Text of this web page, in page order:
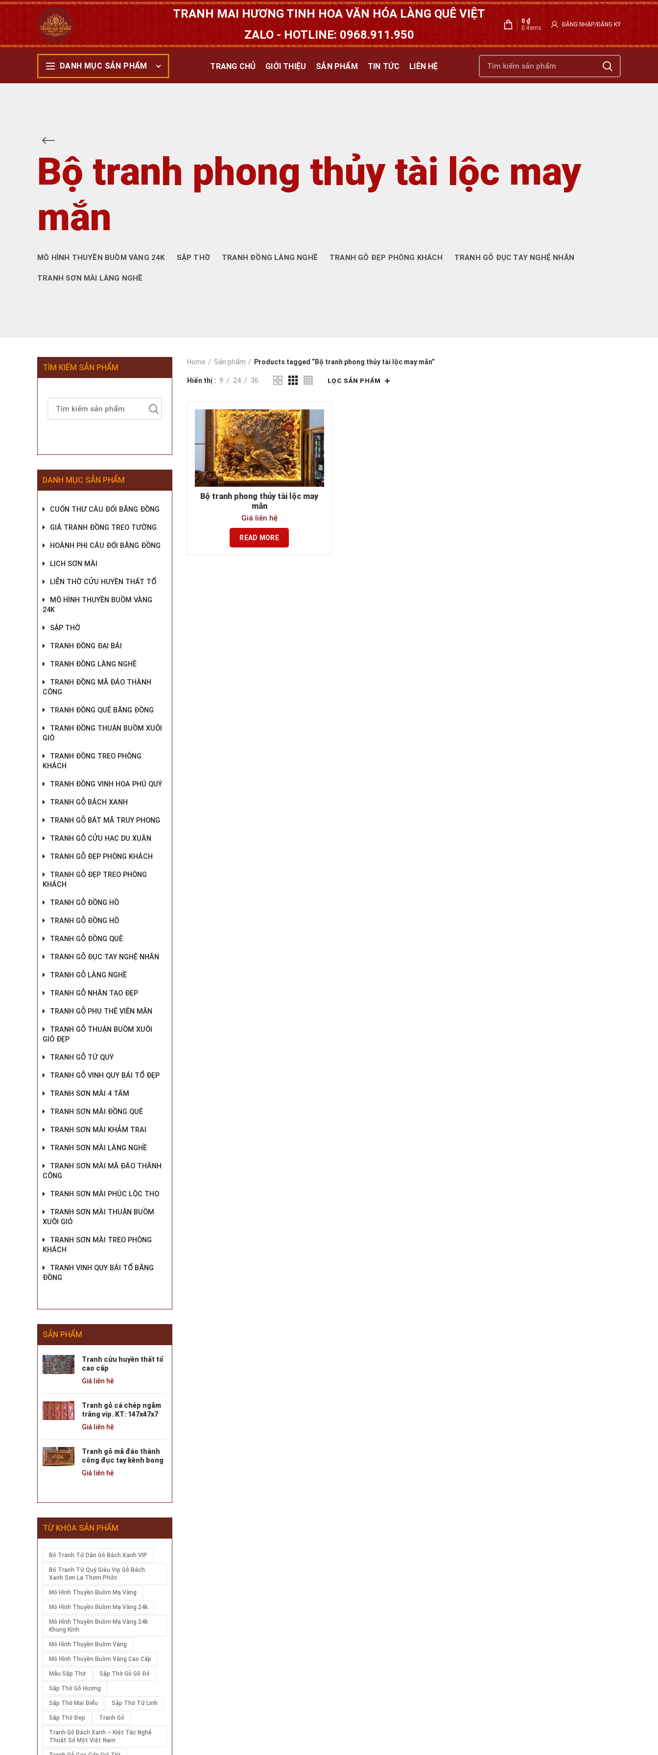
TRANH MAI HƯƠNG TINH HOA VĂN HÓA LÀNG QUÊ VIỆT
ZALO - HOTLINE: 0968.911.950
0 items
0 ₫ ĐĂNG NHẬP/ĐĂNG KÝ
DANH MỤC SẢN PHẨM TRANG CHỦ GIỚI THIỆU SẢN PHẨM TIN TỨC LIÊN HỆ
Bộ tranh phong thủy tài lộc may
mắn
MÔ HÌNH THUYỀN BUỒM VÀNG 24K SẬP THỜ TRANH ĐỒNG LÀNG NGHỀ TRANH GỖ ĐẸP PHÒNG KHÁCH TRANH GỖ ĐỤC TAY NGHỆ NHÂN
TRANH SƠN MÀI LÀNG NGHỀ
Home Sản phẩm Products tagged “Bộ tranh phong thủy tài lộc may mắn”
Hiển thị 9 24 36 LỌC SẢN PHẨM
Bộ tranh phong thủy tài lộc may
mắn
Giá liên hệ
READ MORE
TÌM KIẾM SẢN PHẨM
DANH MỤC SẢN PHẨM
CUỐN THƯ CÂU ĐỐI BẰNG ĐỒNG
GIÁ TRANH ĐỒNG TREO TƯỜNG
HOÀNH PHI CÂU ĐỐI BẰNG ĐỒNG
LỊCH SƠN MÀI
LIỄN THỜ CỬU HUYỀN THẤT TỔ
MÔ HÌNH THUYỀN BUỒM VÀNG
24K
SẬP THỜ
TRANH ĐỒNG ĐẠI BÁI
TRANH ĐỒNG LÀNG NGHỀ
TRANH ĐỒNG MÃ ĐÁO THÀNH
CÔNG
TRANH ĐỒNG QUÊ BẰNG ĐỒNG
TRANH ĐỒNG THUẬN BUỒM XUÔI
GIÓ
TRANH ĐỒNG TREO PHÒNG
KHÁCH
TRANH ĐỒNG VINH HOA PHÚ QUÝ
TRANH GỖ BÁCH XANH
TRANH GỖ BÁT MÃ TRUY PHONG
TRANH GỖ CỬU HẠC DU XUÂN
TRANH GỖ ĐẸP PHÒNG KHÁCH
TRANH GỖ ĐẸP TREO PHÒNG
KHÁCH
TRANH GỖ ĐỒNG HỒ
TRANH GỖ ĐỒNG HỒ
TRANH GỖ ĐỒNG QUÊ
TRANH GỖ ĐỤC TAY NGHỆ NHÂN
TRANH GỖ LÀNG NGHỀ
TRANH GỖ NHÂN TẠO ĐẸP
TRANH GỖ PHU THÊ VIÊN MÃN
TRANH GỖ THUẬN BUỒM XUÔI
GIÓ ĐẸP
TRANH GỖ TỨ QUÝ
TRANH GỖ VINH QUY BÁI TỔ ĐẸP
TRANH SƠN MÀI 4 TẤM
TRANH SƠN MÀI ĐỒNG QUÊ
TRANH SƠN MÀI KHẢM TRAI
TRANH SƠN MÀI LÀNG NGHỀ
TRANH SƠN MÀI MÃ ĐÁO THÀNH
CÔNG
TRANH SƠN MÀI PHÚC LỘC THỌ
TRANH SƠN MÀI THUẬN BUỒM
XUÔI GIÓ
TRANH SƠN MÀI TREO PHÒNG
KHÁCH
TRANH VINH QUY BÁI TỔ BẰNG
ĐỒNG
SẢN PHẨM
Tranh cửu huyền thất tổ
cao cấp
Giá liên hệ
Tranh gỗ cá chép ngắm
trăng vip. KT: 147x47x7
Giá liên hệ
Tranh gỗ mã đáo thành
công đục tay kênh bong
Giá liên hệ
TỪ KHÓA SẢN PHẨM
Bộ Tranh Tứ Dân Gỗ Bách Xanh VIP
Bộ Tranh Tứ Quý Siêu Vip Gỗ Bách
Xanh Sơn La Thơm Phức
Mô Hình Thuyền Buồm Mạ Vàng
Mô Hình Thuyền Buồm Mạ Vàng 24k
Mô Hình Thuyền Buồm Mạ Vàng 24k
Khung Kính
Mô Hình Thuyền Buồm Vàng
Mô Hình Thuyền Buồm Vàng Cao Cấp
Mẫu Sập Thờ Sập Thờ Gỗ Gõ Đỏ
Sập Thờ Gỗ Hương
Sập Thờ Mai Điểu Sập Thờ Tứ Linh
Sập Thờ Đẹp Tranh Gỗ
Tranh Gỗ Bách Xanh – Kiệt Tác Nghệ
Thuật Số Một Việt Nam